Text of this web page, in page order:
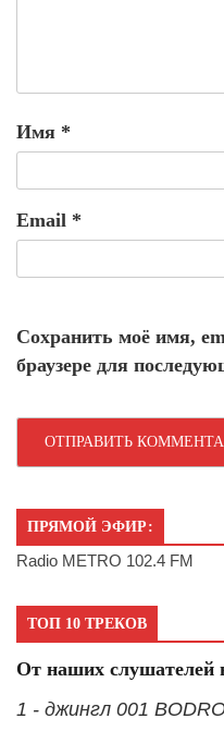
Имя *
Email *
Сохранить моё имя,
браузере для
ПРЯМОЙ ЭФИР:
Radio METRO 102.4 FM
ТОП 10 ТРЕКОВ
От наших слушателей
1 - джингл 001